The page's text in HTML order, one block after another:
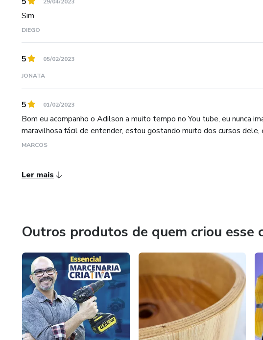
Sim
DIEGO
5 05/02/2023
JONATA
5 01/02/2023
Bom eu acompanho o Adilson a muito tempo no You tube, eu nunca
maravilhosa fácil de entender, estou gostando muito dos cursos dele,
MARCOS
Ler mais
Outros produtos de quem criou esse